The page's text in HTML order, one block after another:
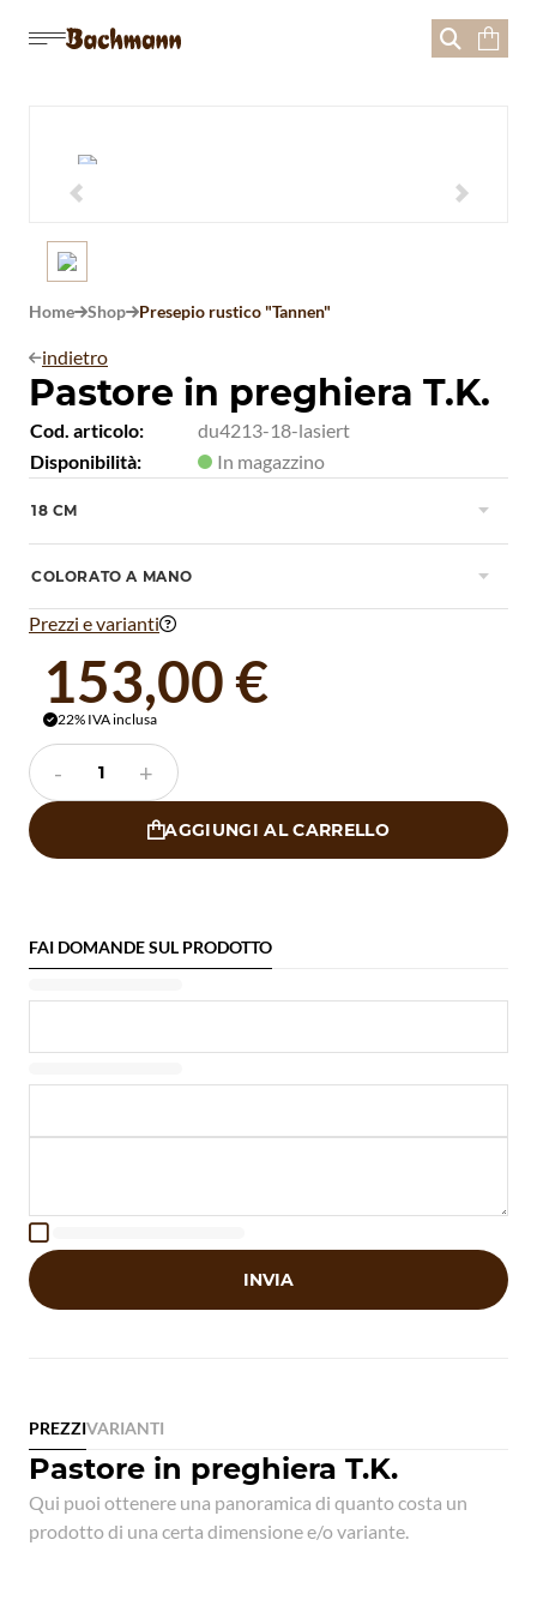
  
 
HomeShopPresepio rustico "Tannen"
indietro
Pastore in preghiera T.K.
Cod. articolo:
du4213-18-lasiert
Disponibilità:
In magazzino
18 CM 
COLORATO A MANO 
Prezzi e varianti
153,00 €
22% IVA inclusa
- +
AGGIUNGI AL CARRELLO
FAI DOMANDE SUL PRODOTTO

INVIA
PREZZIVARIANTI
Pastore in preghiera T.K.
Qui puoi ottenere una panoramica di quanto costa un
prodotto di una certa dimensione e/o variante.